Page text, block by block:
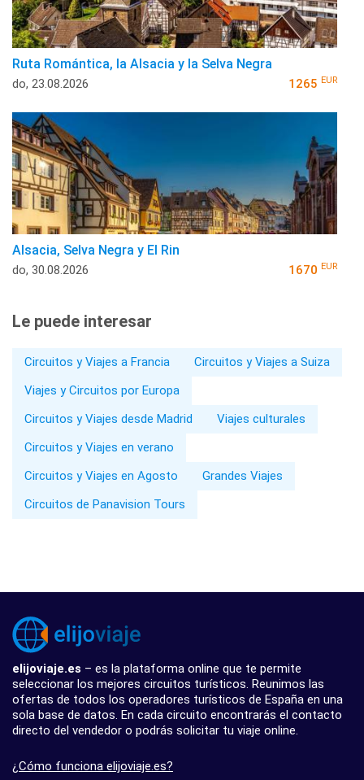
Ruta Romántica, la Alsacia y la Selva Negra
do, 23.08.2026 1265 EUR
Alsacia, Selva Negra y El Rin
do, 30.08.2026 1670 EUR
Le puede interesar
Circuitos y Viajes a Francia
Circuitos y Viajes a Suiza
Viajes y Circuitos por Europa
Circuitos y Viajes desde Madrid
Viajes culturales
Circuitos y Viajes en verano
Circuitos y Viajes en Agosto
Grandes Viajes
Circuitos de Panavision Tours
elijoviaje.es – es la plataforma online que te permite
seleccionar los mejores circuitos turísticos. Reunimos las
ofertas de todos los operadores turísticos de España en una
sola base de datos. En cada circuito encontrarás el contacto
directo del vendedor o podrás solicitar tu viaje online.
¿Cómo funciona elijoviaje.es?